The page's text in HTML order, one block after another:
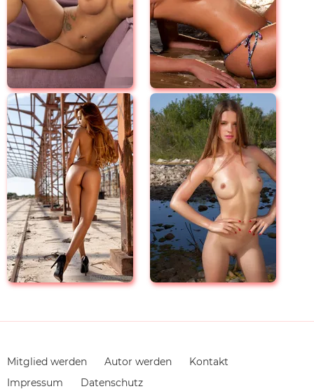
Navigation
überspringen
Mitglied werden Autor werden
Kontakt
Impressum
Datenschutz